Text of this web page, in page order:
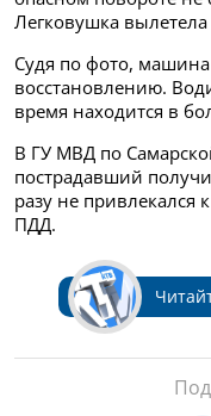
Легковушка
Судя по фото,
восстановлению.
время находится в
В ГУ МВД по
пострадавший
разу не привлекался
ПДД.